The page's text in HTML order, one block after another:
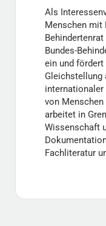
Als
Menschen mit
Bundes-
ein und fördert
Gleichstellung
internationaler
von
arbeitet in
Wissenschaft
Fachliteratur